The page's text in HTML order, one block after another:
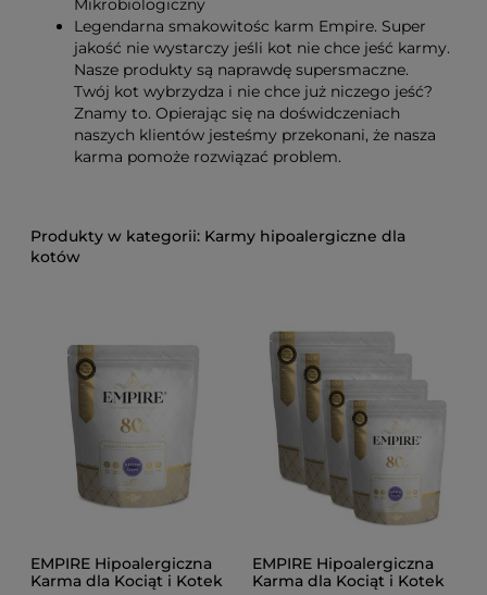
Legendarna smakowitośc karm Empire. Super
jakość nie wystarczy jeśli kot nie chce jeść karmy.
Nasze produkty są naprawdę supersmaczne.
Twój kot wybrzydza i nie chce już niczego jeść?
Znamy to. Opierając się na doświdczeniach
naszych klientów jesteśmy przekonani, że nasza
karma pomoże rozwiązać problem.
Karmy hipoalergiczne dla
kotów
EMPIRE Hipoalergiczna
Karma dla Kociąt i Kotek
EMPIRE Hipoalergiczna
Karma dla Kociąt i Kotek